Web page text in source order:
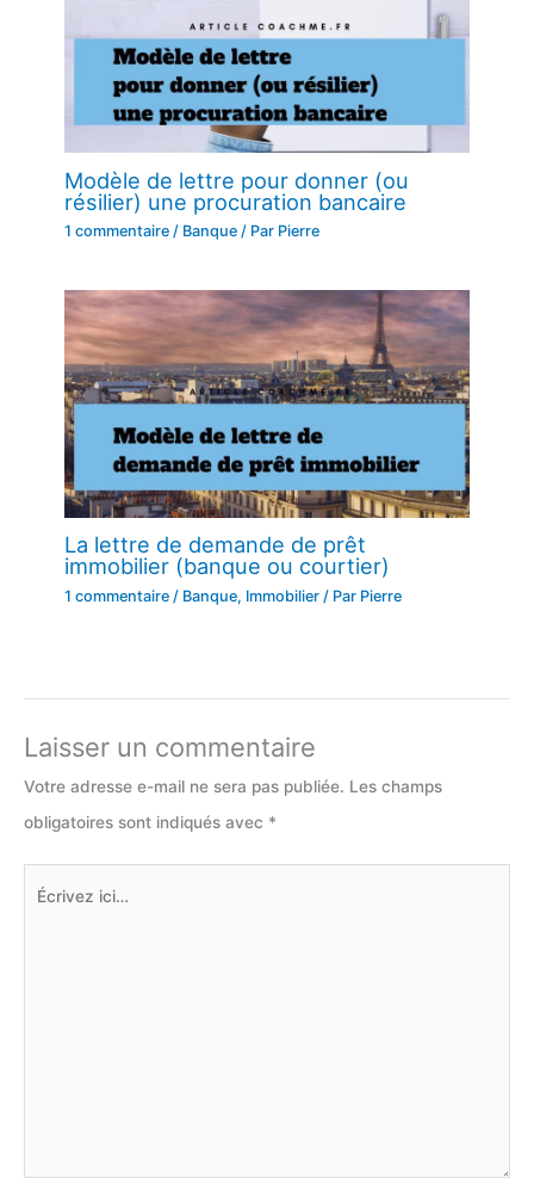
Modèle de lettre pour donner (ou
résilier) une procuration bancaire
1 commentaire / Banque / Par Pierre
La lettre de demande de prêt
immobilier (banque ou courtier)
1 commentaire / Banque, Immobilier / Par Pierre
Laisser un commentaire
Votre adresse e-mail ne sera pas publiée. Les champs
obligatoires sont indiqués avec *